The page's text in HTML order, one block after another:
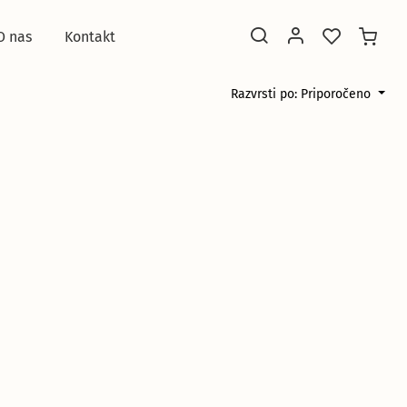
nas Kontakt
Razvrsti po: Priporočeno